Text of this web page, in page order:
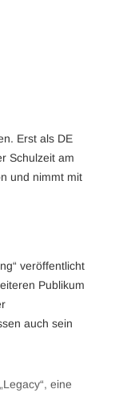
Erst als DE
Schulzeit am
und nimmt mit
veröffentlicht
Publikum
auch sein
eine